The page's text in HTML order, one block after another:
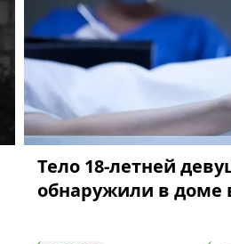
Тело 18-летней
обнаружили в доме